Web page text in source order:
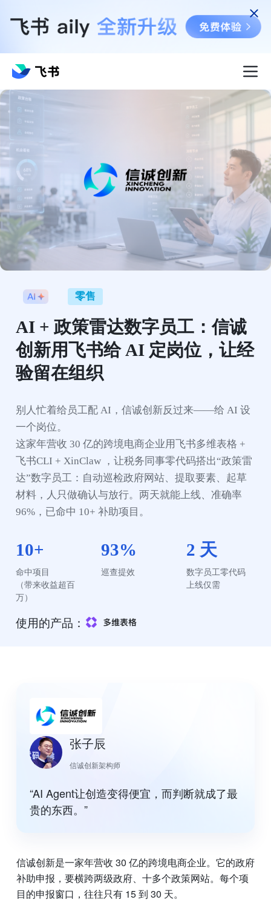
零售
AI + 政策雷达数字员工：信诚
创新用飞书给 AI 定岗位，让经
验留在组织
别人忙着给员工配 AI，信诚创新反过来——给 AI 设
一个岗位。
这家年营收 30 亿的跨境电商企业用飞书多维表格 +
飞书CLI + XinClaw ，让税务同事零代码搭出“政策雷
达”数字员工：自动巡检政府网站、提取要素、起草
材料，人只做确认与放行。两天就能上线、准确率
96%，已命中 10+ 补助项目。
10+
命中项目
（带来收益超百
万）
93%
巡查提效
2 天
数字员工零代码
上线仅需
使用的产品：
张子辰
信诚创新架构师
“AI Agent让创造变得便宜，而判断就成了最
贵的东西。”
信诚创新是一家年营收 30 亿的跨境电商企业。它的政府
补助申报，要横跨两级政府、十多个政策网站。每个项
目的申报窗口，往往只有 15 到 30 天。